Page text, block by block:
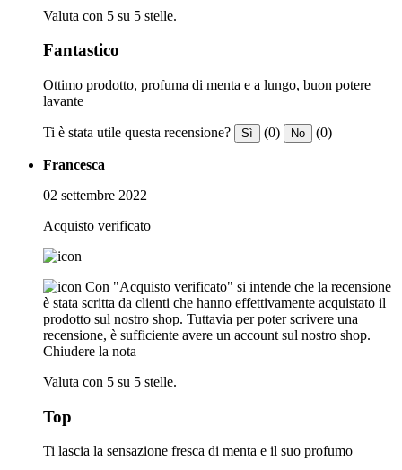
Valuta con 5 su 5 stelle.
Fantastico
Ottimo prodotto, profuma di menta e a lungo, buon potere
lavante
Ti è stata utile questa recensione? Sì (0) No (0)
Francesca
02 settembre 2022
Acquisto verificato
Con "Acquisto verificato" si intende che la recensione
è stata scritta da clienti che hanno effettivamente acquistato il
prodotto sul nostro shop. Tuttavia per poter scrivere una
recensione, è sufficiente avere un account sul nostro shop.
Chiudere la nota
Valuta con 5 su 5 stelle.
Top
Ti lascia la sensazione fresca di menta e il suo profumo